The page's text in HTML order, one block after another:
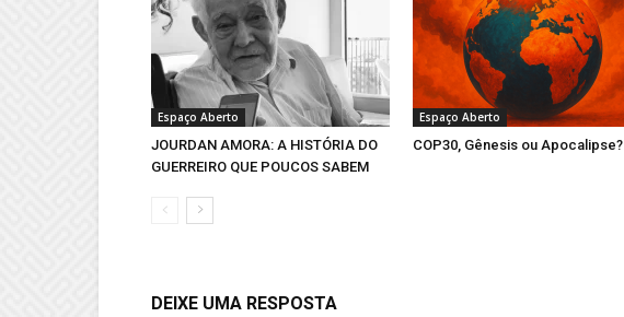
Espaço Aberto
JOURDAN AMORA: A HISTÓRIA DO
GUERREIRO QUE POUCOS SABEM
Espaço Aberto
COP30, Gênesis ou Apocalipse?
DEIXE UMA RESPOSTA